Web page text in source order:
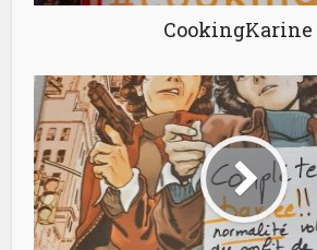
CookingKarine